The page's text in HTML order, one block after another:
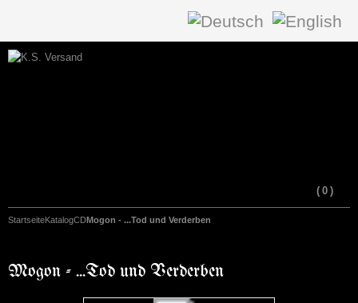
( 0 )
StartseiteKatalogCDMogon - ...Tod und Verderben
Mogon - ...Tod und Verderben